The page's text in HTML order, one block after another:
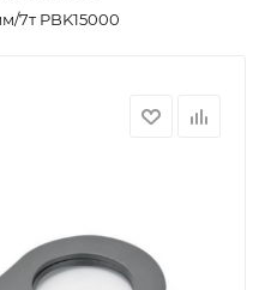
7т PBK15000